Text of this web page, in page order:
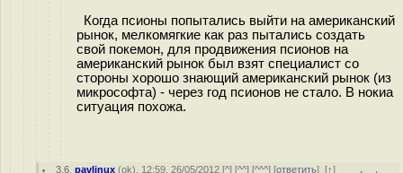
Когда псионы попытались выйти на американский
рынок, мелкомягкие как раз пытались создать
свой покемон, для продвижения псионов на
американский рынок был взят специалист со
стороны хорошо знающий американский рынок (из
микрософта) - через год псионов не стало. В нокиа
ситуация похожа.
3.6 ,pavlinux (ok), 12:59, 26/05/2012 [^] [^^] [^^^] [ответить][↑]